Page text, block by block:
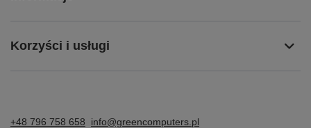
Korzyści i usługi
+48 796 758 658 info@greencomputers.pl